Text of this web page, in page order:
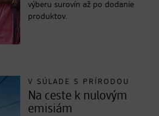
výberu surovín až po dodanie
produktov.
V SÚLADE S PRÍRODOU
Na ceste k nulovým
emisiám